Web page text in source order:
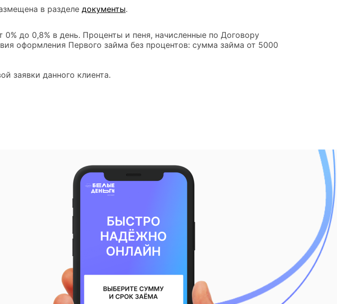
в разделе документы.
до 0,8% в день. Проценты и пеня, начисленные по Договору
оформления Первого займа без процентов: сумма займа от 5000
заявки данного клиента.